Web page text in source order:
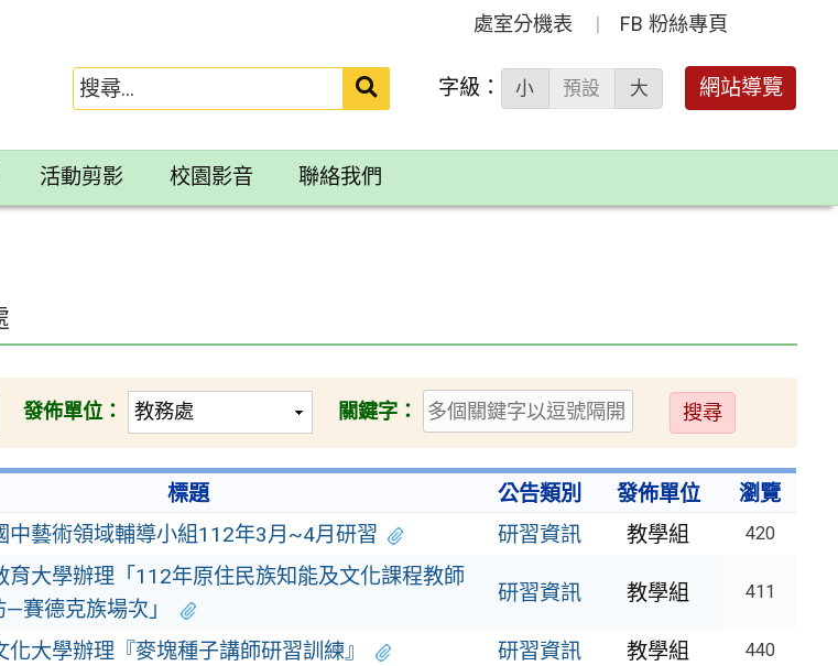
處室分機表 FB 粉絲專頁
送出 字級： 小 預設 大 網站導覽
活動剪影 校園影音 聯絡我們
發佈單位： 關鍵字：
送
出
標題 公告類別 發佈單位
瀏覽
中藝術領域輔導小組112年3月~4月研習 研習資訊 教學組 420
育大學辦理「112年原住民族知能及文化課程教師
賽德克族場次」
研習資訊 教學組 411
化大學辦理『麥塊種子講師研習訓練』 研習資訊 教學組 440